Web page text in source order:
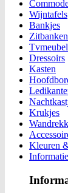
Wijntafels
Bankjes
Zitbanken
Dressoirs
Kasten
Krukjes
Kleuren
Informatie